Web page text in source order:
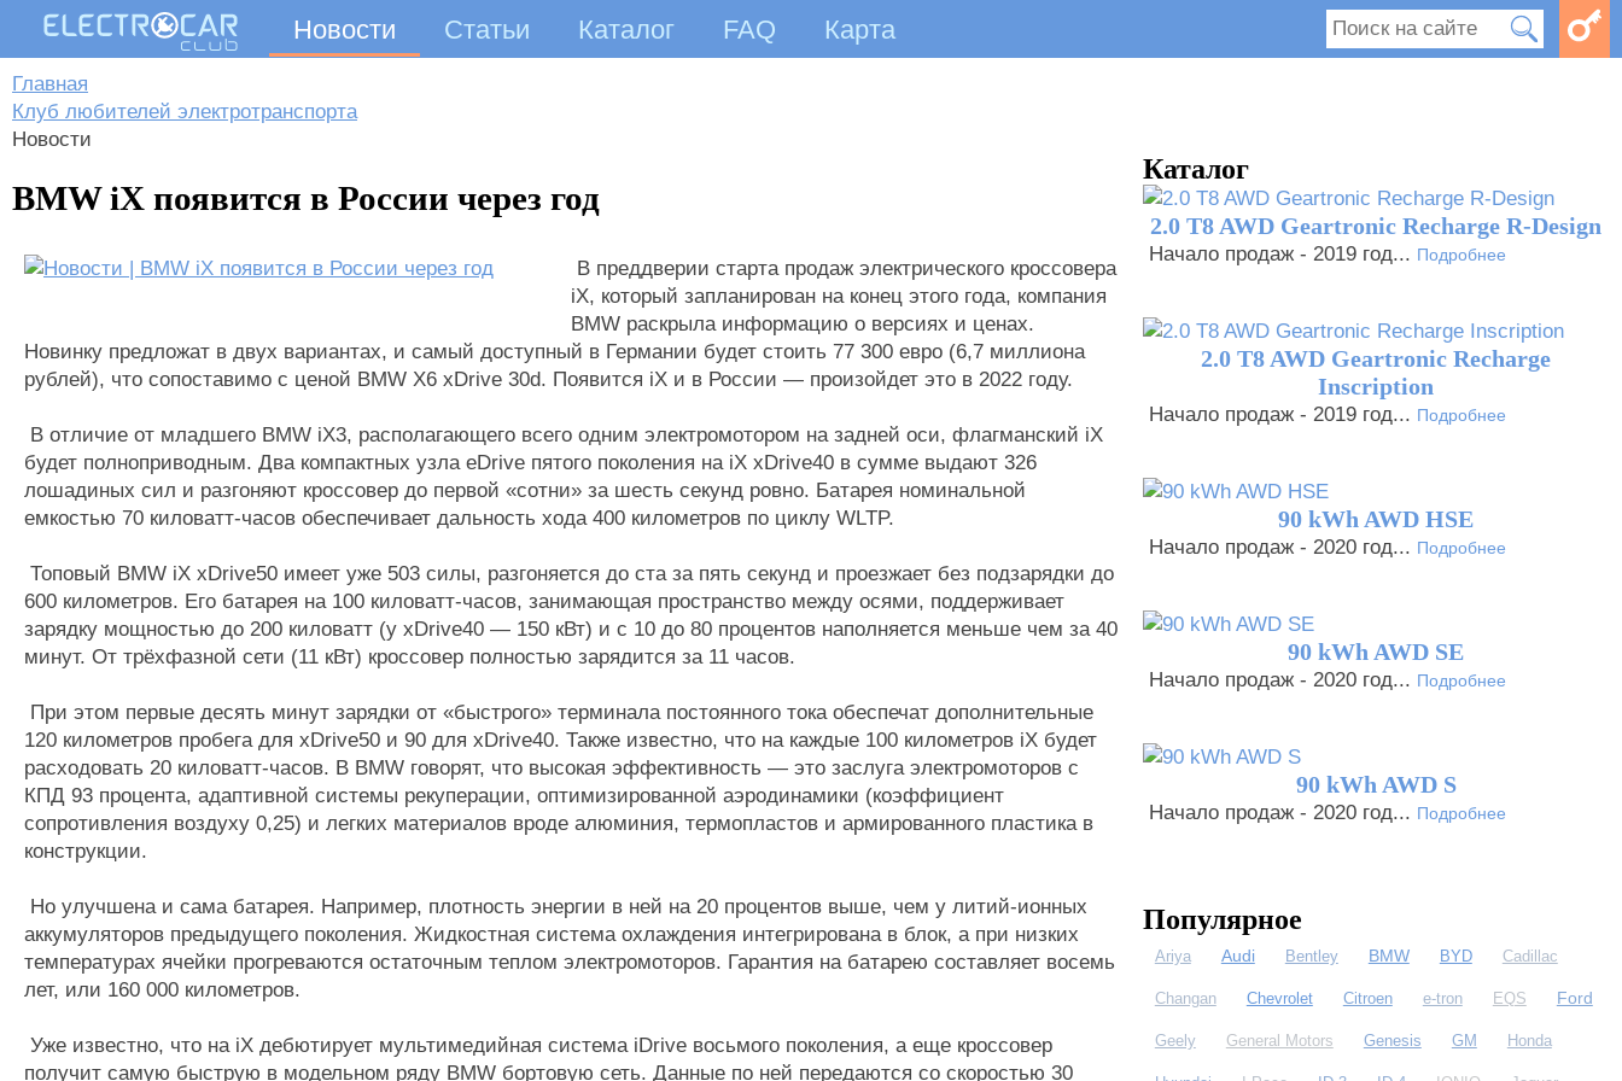
Новости Статьи Каталог FAQ Карта
Главная
Клуб любителей электротранспорта
Новости
BMW iX появится в России через год
В преддверии старта продаж электрического кроссовера
iX, который запланирован на конец этого года, компания
BMW раскрыла информацию о версиях и ценах.
Новинку предложат в двух вариантах, и самый доступный в Германии будет стоить 77 300 евро (6,7 миллиона
рублей), что сопоставимо с ценой BMW X6 xDrive 30d. Появится iX и в России — произойдет это в 2022 году.
В отличие от младшего BMW iX3, располагающего всего одним электромотором на задней оси, флагманский iX
будет полноприводным. Два компактных узла eDrive пятого поколения на iX xDrive40 в сумме выдают 326
лошадиных сил и разгоняют кроссовер до первой «сотни» за шесть секунд ровно. Батарея номинальной
емкостью 70 киловатт-часов обеспечивает дальность хода 400 километров по циклу WLTP.
Топовый BMW iX xDrive50 имеет уже 503 силы, разгоняется до ста за пять секунд и проезжает без подзарядки до
600 километров. Его батарея на 100 киловатт-часов, занимающая пространство между осями, поддерживает
зарядку мощностью до 200 киловатт (у xDrive40 — 150 кВт) и с 10 до 80 процентов наполняется меньше чем за 40
минут. От трёхфазной сети (11 кВт) кроссовер полностью зарядится за 11 часов.
При этом первые десять минут зарядки от «быстрого» терминала постоянного тока обеспечат дополнительные
120 километров пробега для xDrive50 и 90 для xDrive40. Также известно, что на каждые 100 километров iX будет
расходовать 20 киловатт-часов. В BMW говорят, что высокая эффективность — это заслуга электромоторов с
КПД 93 процента, адаптивной системы рекуперации, оптимизированной аэродинамики (коэффициент
сопротивления воздуху 0,25) и легких материалов вроде алюминия, термопластов и армированного пластика в
конструкции.
Но улучшена и сама батарея. Например, плотность энергии в ней на 20 процентов выше, чем у литий-ионных
аккумуляторов предыдущего поколения. Жидкостная система охлаждения интегрирована в блок, а при низких
температурах ячейки прогреваются остаточным теплом электромоторов. Гарантия на батарею составляет восемь
лет, или 160 000 километров.
Уже известно, что на iX дебютирует мультимедийная система iDrive восьмого поколения, а еще кроссовер
получит самую быструю в модельном ряду BMW бортовую сеть. Данные по ней передаются со скоростью 30
Каталог
2.0 T8 AWD Geartronic Recharge R-Design
Начало продаж - 2019 год... Подробнее
2.0 T8 AWD Geartronic Recharge
Inscription
Начало продаж - 2019 год... Подробнее
90 kWh AWD HSE
Начало продаж - 2020 год... Подробнее
90 kWh AWD SE
Начало продаж - 2020 год... Подробнее
90 kWh AWD S
Начало продаж - 2020 год... Подробнее
Популярное
Ariya Audi Bentley BMW BYD Cadillac
Changan Chevrolet Citroen e-tron EQS Ford
Geely General Motors Genesis GM Honda